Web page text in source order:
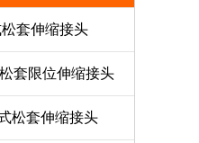
套伸缩接头
套限位伸缩接头
松套伸缩接头